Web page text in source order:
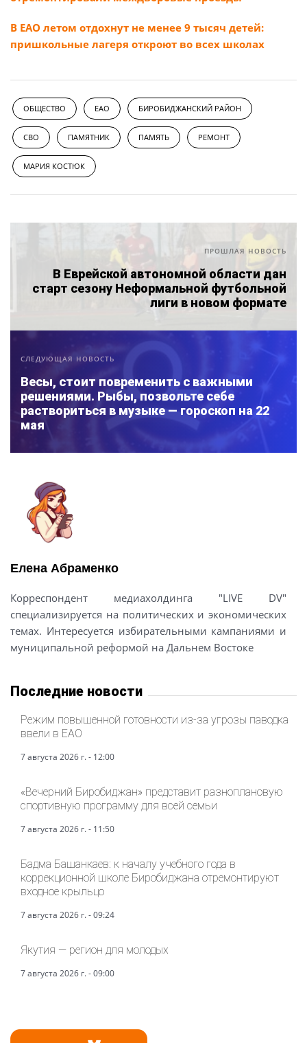
В ЕАО летом отдохнут не менее 9 тысяч детей:
пришкольные лагеря откроют во всех школах
ОБЩЕСТВО ЕАО БИРОБИДЖАНСКИЙ РАЙОН
СВО ПАМЯТНИК ПАМЯТЬ РЕМОНТ
МАРИЯ КОСТЮК
ПРОШЛАЯ НОВОСТЬ
В Еврейской автономной области дан
старт сезону Неформальной футбольной
лиги в новом формате
СЛЕДУЮЩАЯ НОВОСТЬ
Весы, стоит повременить с важными
решениями. Рыбы, позвольте себе
раствориться в музыке — гороскоп на 22
мая
Елена Абраменко
Корреспондент медиахолдинга "LIVE DV"
специализируется на политических и экономических
темах. Интересуется избирательными кампаниями и
муниципальной реформой на Дальнем Востоке
Последние новости
Режим повышенной готовности из-за угрозы паводка
ввели в ЕАО
7 августа 2026 г. - 12:00
«Вечерний Биробиджан» представит разноплановую
спортивную программу для всей семьи
7 августа 2026 г. - 11:50
Бадма Башанкаев: к началу учебного года в
коррекционной школе Биробиджана отремонтируют
входное крыльцо
7 августа 2026 г. - 09:24
Якутия — регион для молодых
7 августа 2026 г. - 09:00